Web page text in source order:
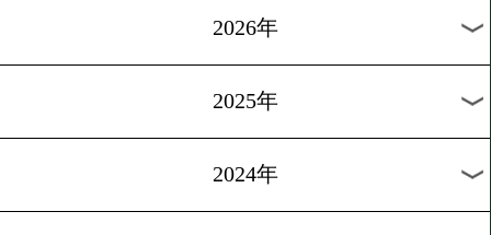
日本最新ランキング発表
[WBOランキング]2018.8.25
伊藤雅雪がSフェザー級王
[WBO-APランキング